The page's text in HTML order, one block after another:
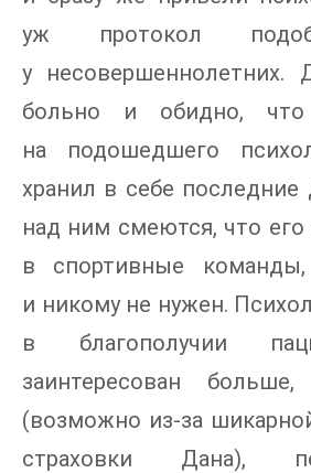
уж протокол
у несовершеннолетних.
больно и обидно,
на подошедшего
хранил в себе последние
над ним смеются, что его
в спортивные
и никому не нужен.
в благополучии
заинтересован
(возможно из-за
страховки Дана),